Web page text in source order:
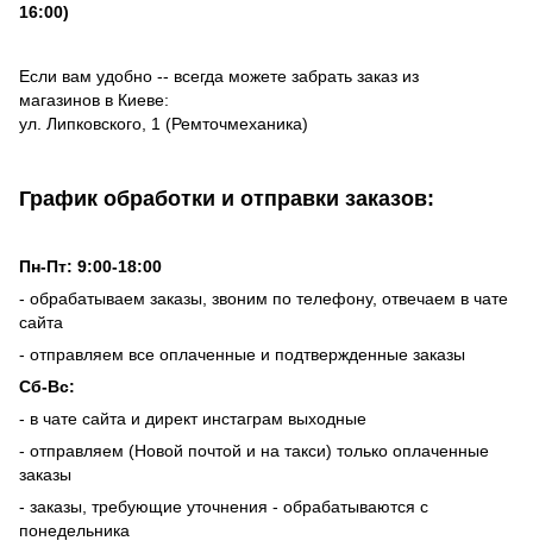
16:00)
Если вам удобно -- всегда можете забрать заказ из
магазинов в Киеве:
ул. Липковского, 1 (Ремточмеханика)
График обработки и отправки заказов:
Пн-Пт: 9:00-18:00
- обрабатываем заказы, звоним по телефону, отвечаем в чате
сайта
- отправляем все оплаченные и подтвержденные заказы
Сб-Вс:
- в чате сайта и директ инстаграм выходные
- отправляем (Новой почтой и на такси) только оплаченные
заказы
- заказы, требующие уточнения - обрабатываются с
понедельника